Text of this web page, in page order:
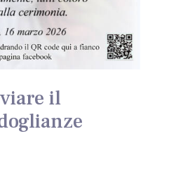
il